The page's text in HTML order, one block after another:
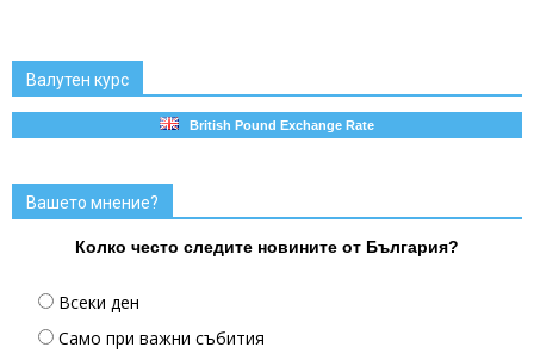
Валутен курс
British Pound Exchange Rate
Вашето мнение?
Колко често следите новините от България?
Всеки ден
Само при важни събития